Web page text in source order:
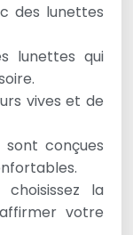
des lunettes
lunettes qui
vives et de
conçues
la
votre